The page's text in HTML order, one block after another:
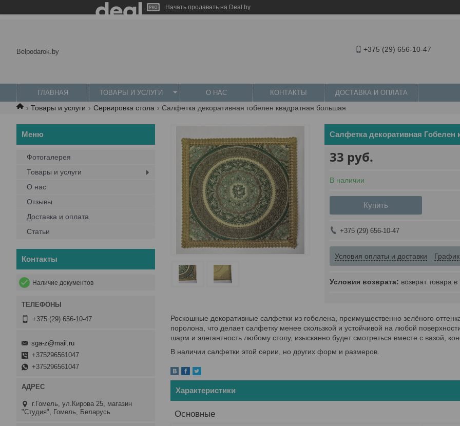
Начать продавать на Deal.by
Belpodarok.by +375 (29) 656-10-47
ГЛАВНАЯ ТОВАРЫ И УСЛУГИ О НАС КОНТАКТЫ ДОСТАВКА И ОПЛАТА
Товары и услуги Сервировка стола Салфетка декоративная гобелен квадратная большая
Салфетка декоративная Гобелен
33 руб.
В наличии
Купить
+375 (29) 656-10-47
Условия оплаты и доставки
возврат товара
Роскошные декоративные салфетки из гобелена, преимущественно зелёного
поролона, что делает салфетку менее скользкой и устойчивой на любой
шарм и элегантность любому столу, изысканно будет смотреться вместе с вазой,
В наличии салфетки этой серии, но других форм и размеров.
Характеристики
Основные
Фотогалерея
Товары и услуги
О нас
Отзывы
Доставка и оплата
Статьи
Контакты
Наличие документов
+375 (29) 656-10-47
sga-z@mail.ru
+375296561047
+375296561047
г.Гомель, ул.Кирова 25, магазин
"Студия", Гомель, Беларусь